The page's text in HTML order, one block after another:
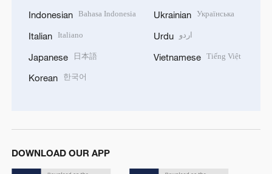
Indonesian Bahasa Indonesia
Italian Italiano
Japanese 日本語
Korean 한국어
Ukrainian Українська
Urdu اردو
Vietnamese Tiếng Việt
DOWNLOAD OUR APP